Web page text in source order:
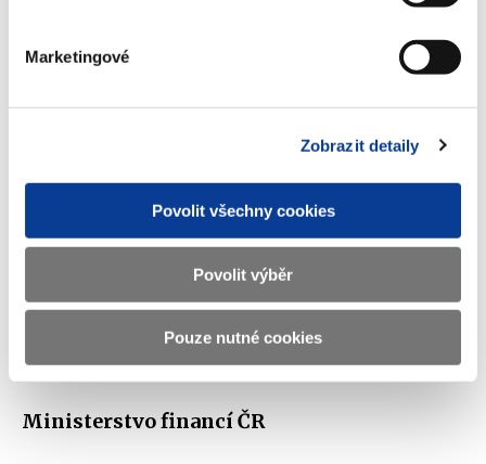
Marketingové
Zobrazit detaily
Povolit všechny cookies
Povolit výběr
Pouze nutné cookies
Ministerstvo financí ČR